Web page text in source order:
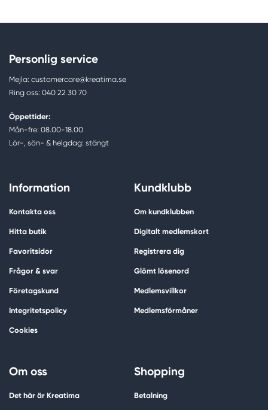
Personlig service
Mejla: customercare@kreatima.se
Ring oss: 040 22 30 70
Öppettider:
Mån-fre: 08.00-18.00
Lör-, sön- & helgdag: stängt
Information
Kontakta oss
Hitta butik
Favoritsidor
Frågor & svar
Företagskund
Integritetspolicy
Cookies
Kundklubb
Om kundklubben
Digitalt medlemskort
Registrera dig
Glömt lösenord
Medlemsvillkor
Medlemsförmåner
Om oss
Det här är Kreatima
Shopping
Betalning